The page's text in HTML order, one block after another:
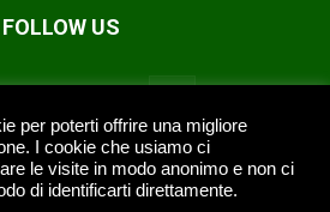
FOLLOW US
per poterti offrire una migliore
I cookie che usiamo ci
le visite in modo anonimo e non ci
di identificarti direttamente.